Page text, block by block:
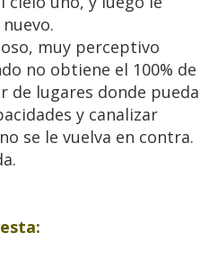
muy perceptivo
no obtiene el 100% de
de lugares donde pueda
y canalizar
se le vuelva en contra.